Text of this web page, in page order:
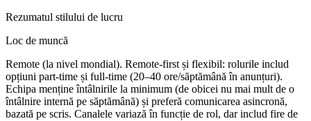
Rezumatul stilului de lucru
Loc de muncă
Remote (la nivel mondial). Remote-first și flexibil: rolurile includ
opțiuni part-time și full-time (20–40 ore/săptămână în anunțuri).
Echipa menține întâlnirile la minimum (de obicei nu mai mult de o
întâlnire internă pe săptămână) și preferă comunicarea asincronă,
bazată pe scris. Canalele variază în funcție de rol, dar includ fire de